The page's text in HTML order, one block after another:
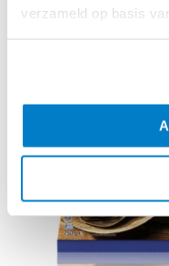
verzameld op basis